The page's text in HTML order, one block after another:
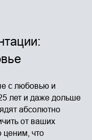
с любовью и
лет и даже дольше
абсолютно
от ваших
ценим, что